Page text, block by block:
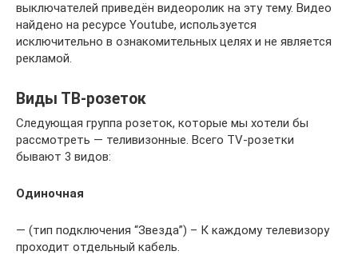
выключателей приведён видеоролик на эту тему. Видео
найдено на ресурсе Youtube, используется
исключительно в ознакомительных целях и не является
рекламой.
Виды ТВ-розеток
Следующая группа розеток, которые мы хотели бы
рассмотреть — теливизонные. Всего TV-розетки
бывают 3 видов:
Одиночная
— (тип подключения “Звезда”) – К каждому телевизору
проходит отдельный кабель.